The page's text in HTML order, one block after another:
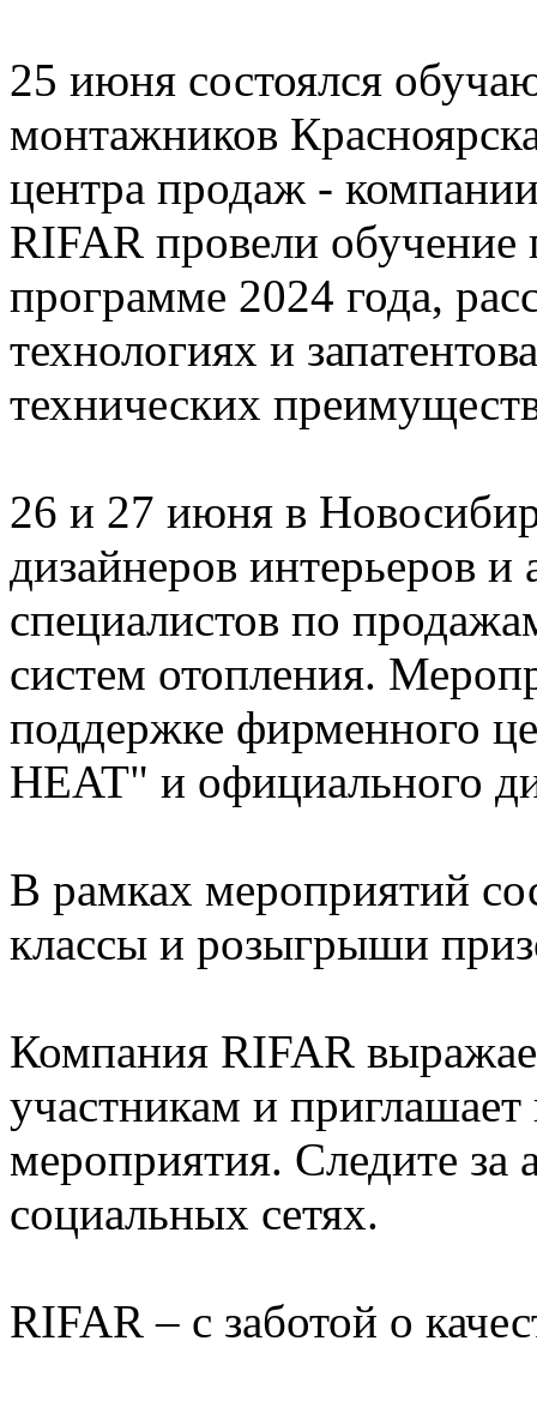
25 июня состоялся
монтажников
центра продаж -
RIFAR провели обучение
программе 2024 года,
технологиях и
технических
26 и 27 июня в
дизайнеров интерьеров и
специалистов по
систем отопления.
поддержке фирменного
HEAT" и официального
В рамках мероприятий
классы и розыгрыши
Компания RIFAR
участникам и
мероприятия. Следите за
социальных сетях.
RIFAR – с заботой о